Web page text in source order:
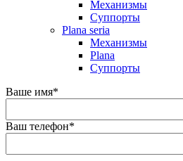
Механизмы
Суппорты
Plana seria
Механизмы
Plana
Суппорты
Ваше имя*
Ваш телефон*